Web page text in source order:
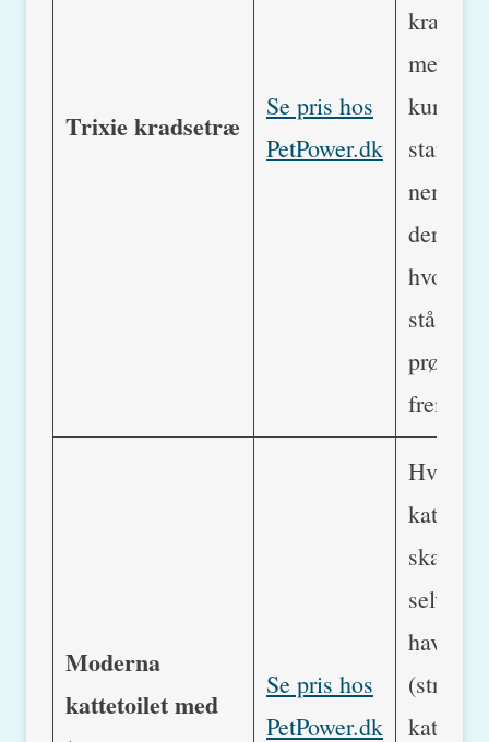
Trixie kradsetræ
Se pris hos
PetPower.dk
men
kunne
starten.
nemlig
der
hvor
stå. Så
prøve
frem.
Moderna
kattetoilet med
Se pris hos
PetPower.dk
Hvis
kat går
skal den
have
katte